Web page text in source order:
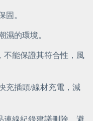
固。
濕的環境。
不能保證其符合性，風
充插頭/線材充電，減
連線紀錄建議刪除，避